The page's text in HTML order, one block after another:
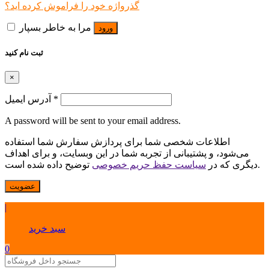
گذرواژه خود را فراموش کرده اید؟
مرا به خاطر بسپار ورود
ثبت نام کنید
×
*
A password will be sent to your email address.
اطلاعات شخصی شما برای پردازش سفارش شما استفاده
می‌شود، و پشتیبانی از تجربه شما در این وبسایت، و برای اهداف
دیگری که در سیاست حفظ حریم خصوصی توضیح داده شده است.
عضویت
|
سبد خرید
0